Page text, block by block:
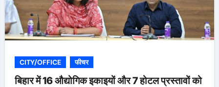
CITY/OFFICE फीचर
बिहार में 16 औद्योगिक इकाइयों और 7 होटल प्रस्तावों को